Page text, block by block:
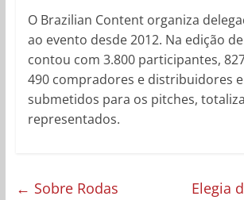
O Brazilian Content organiza
ao evento desde 2012. Na edição
contou com 3.800 participantes,
490 compradores e distribuidores
submetidos para os pitches,
representados.
← Sobre Rodas Elegia